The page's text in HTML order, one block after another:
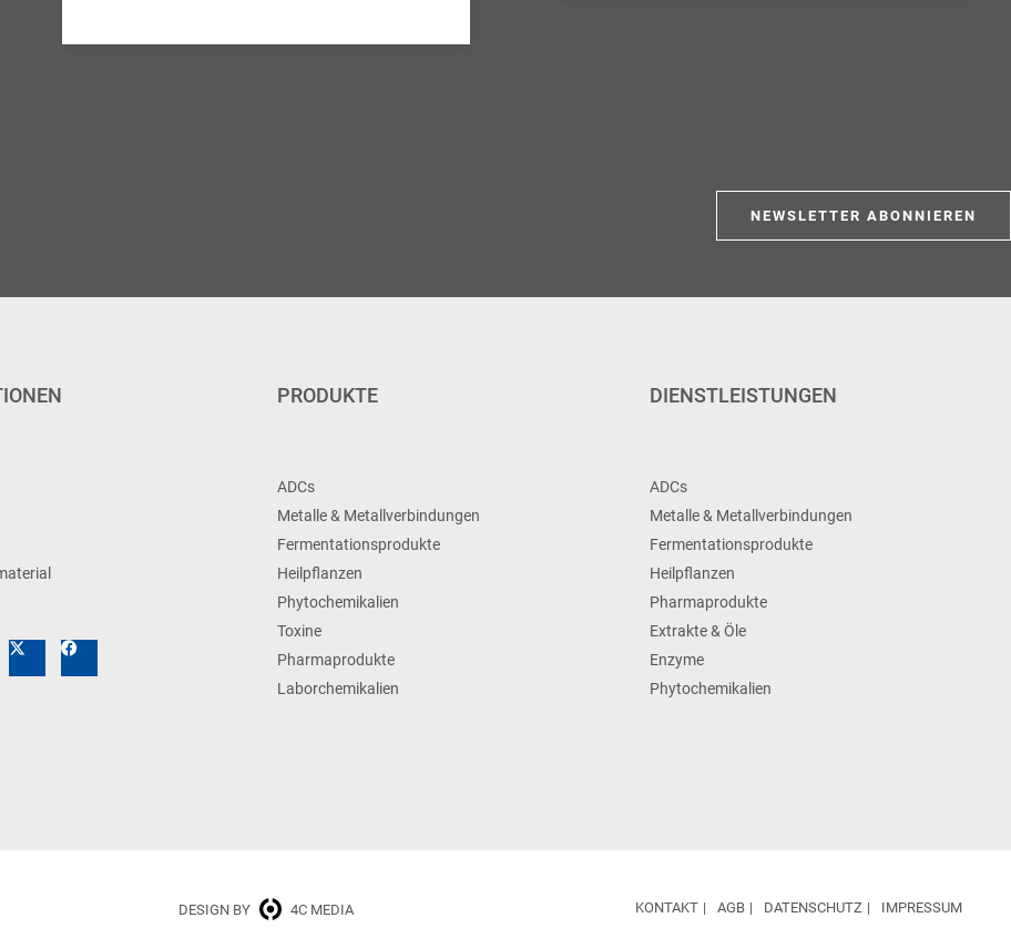
NEWSLETTER ABONNIEREN
PRODUKTE
ADCs
Metalle & Metallverbindungen
Fermentationsprodukte
Heilpflanzen
Phytochemikalien
Toxine
Pharmaprodukte
Laborchemikalien
DIENSTLEISTUNGEN
ADCs
Metalle & Metallverbindungen
Fermentationsprodukte
Heilpflanzen
Pharmaprodukte
Extrakte & Öle
Enzyme
Phytochemikalien
DESIGN BY 4C MEDIA KONTAKT AGB DATENSCHUTZ IMPRESSUM